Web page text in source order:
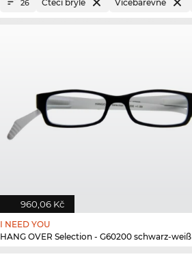
26 Čtecí brýle Vícebarevné
960,06 Kč
I NEED YOU
HANG OVER Selection - G60200 schwarz-weiß